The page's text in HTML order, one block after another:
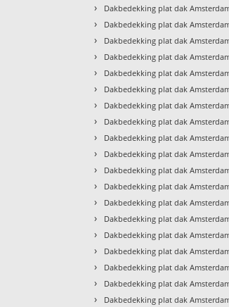
› Dakbedekking plat dak
› Dakbedekking plat dak
› Dakbedekking plat dak
› Dakbedekking plat dak
› Dakbedekking plat dak
› Dakbedekking plat dak
› Dakbedekking plat dak
› Dakbedekking plat dak
› Dakbedekking plat dak
› Dakbedekking plat dak
› Dakbedekking plat dak
› Dakbedekking plat dak
› Dakbedekking plat dak
› Dakbedekking plat dak
› Dakbedekking plat dak
› Dakbedekking plat dak
› Dakbedekking plat dak
› Dakbedekking plat dak
› Dakbedekking plat dak